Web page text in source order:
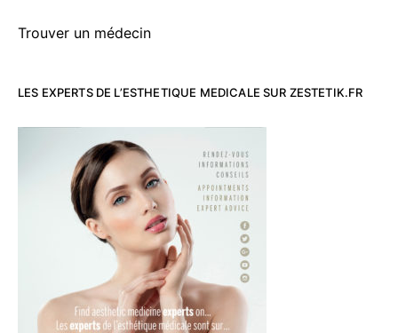
Trouver un médecin
LES EXPERTS DE L’ESTHETIQUE MEDICALE SUR ZESTETIK.FR